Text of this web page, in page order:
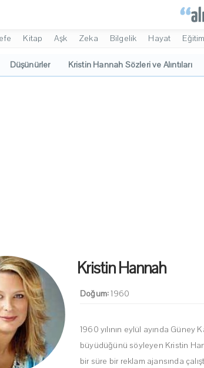
Kitap Aşk Zeka Bilgelik Hayat Eğitim
Düşünürler Kristin Hannah Sözleri ve Alıntıları
Kristin Hannah
Doğum:1960
1960 yılının eylül ayında
büyüdüğünü söyleyen Kristin
bir süre bir reklam ajansında